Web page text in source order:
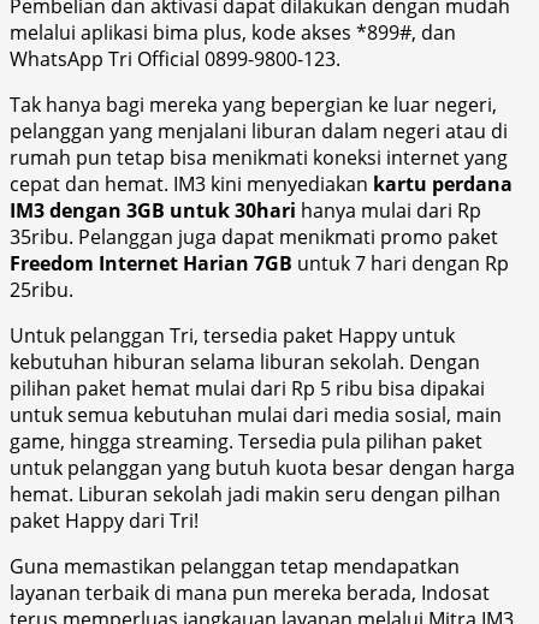
Pembelian dan aktivasi dapat dilakukan dengan mudah
melalui aplikasi bima plus, kode akses *899#, dan
WhatsApp Tri Official 0899-9800-123.
Tak hanya bagi mereka yang bepergian ke luar negeri,
pelanggan yang menjalani liburan dalam negeri atau di
rumah pun tetap bisa menikmati koneksi internet yang
cepat dan hemat. IM3 kini menyediakan kartu perdana
IM3 dengan 3GB untuk 30hari hanya mulai dari Rp
35ribu. Pelanggan juga dapat menikmati promo paket
Freedom Internet Harian 7GB untuk 7 hari dengan Rp
25ribu.
Untuk pelanggan Tri, tersedia paket Happy untuk
kebutuhan hiburan selama liburan sekolah. Dengan
pilihan paket hemat mulai dari Rp 5 ribu bisa dipakai
untuk semua kebutuhan mulai dari media sosial, main
game, hingga streaming. Tersedia pula pilihan paket
untuk pelanggan yang butuh kuota besar dengan harga
hemat. Liburan sekolah jadi makin seru dengan pilhan
paket Happy dari Tri!
Guna memastikan pelanggan tetap mendapatkan
layanan terbaik di mana pun mereka berada, Indosat